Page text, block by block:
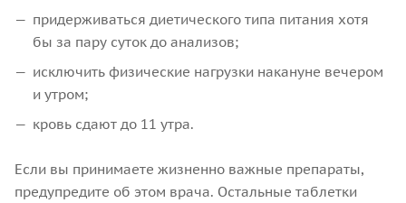
придерживаться диетического типа питания хотя
бы за пару суток до анализов;
исключить физические нагрузки накануне вечером
и утром;
кровь сдают до 11 утра.
Если вы принимаете жизненно важные препараты,
предупредите об этом врача. Остальные таблетки